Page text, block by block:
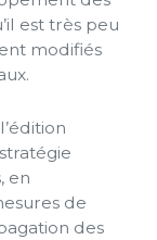
est très peu
modifiés
en
de
des